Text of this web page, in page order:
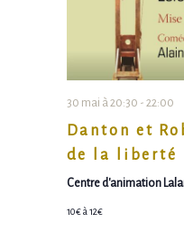
30 mai à 20:30 - 22:00
Danton et
de la liberté
Centre d'animation
10€ à 12€